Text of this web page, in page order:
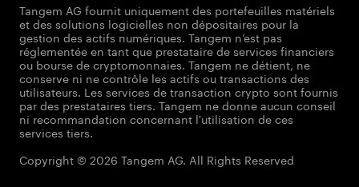
Tangem AG fournit uniquement des portefeuilles matériels
et des solutions logicielles non dépositaires pour la
gestion des actifs numériques. Tangem n’est pas
réglementée en tant que prestataire de services financiers
ou bourse de cryptomonnaies. Tangem ne détient, ne
conserve ni ne contrôle les actifs ou transactions des
utilisateurs. Les services de transaction crypto sont fournis
par des prestataires tiers. Tangem ne donne aucun conseil
ni recommandation concernant l'utilisation de ces
services tiers.